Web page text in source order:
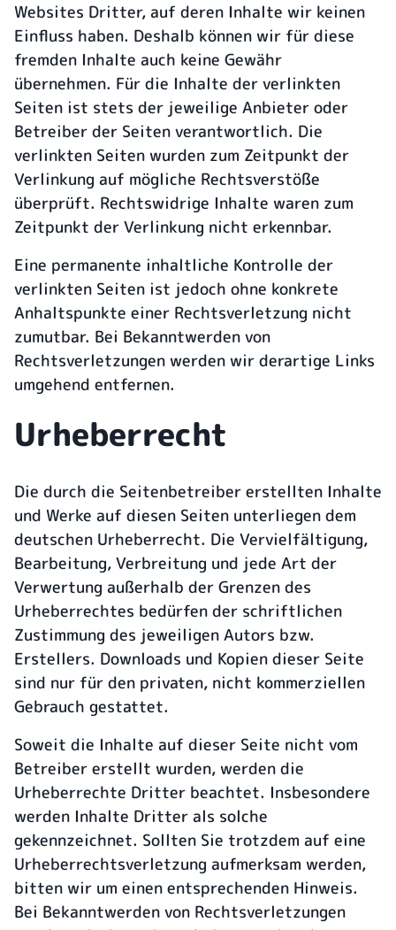
Websites Dritter, auf deren Inhalte wir keinen
Einfluss haben. Deshalb können wir für diese
fremden Inhalte auch keine Gewähr
übernehmen. Für die Inhalte der verlinkten
Seiten ist stets der jeweilige Anbieter oder
Betreiber der Seiten verantwortlich. Die
verlinkten Seiten wurden zum Zeitpunkt der
Verlinkung auf mögliche Rechtsverstöße
überprüft. Rechtswidrige Inhalte waren zum
Zeitpunkt der Verlinkung nicht erkennbar.
Eine permanente inhaltliche Kontrolle der
verlinkten Seiten ist jedoch ohne konkrete
Anhaltspunkte einer Rechtsverletzung nicht
zumutbar. Bei Bekanntwerden von
Rechtsverletzungen werden wir derartige Links
umgehend entfernen.
Urheberrecht
Die durch die Seitenbetreiber erstellten Inhalte
und Werke auf diesen Seiten unterliegen dem
deutschen Urheberrecht. Die Vervielfältigung,
Bearbeitung, Verbreitung und jede Art der
Verwertung außerhalb der Grenzen des
Urheberrechtes bedürfen der schriftlichen
Zustimmung des jeweiligen Autors bzw.
Erstellers. Downloads und Kopien dieser Seite
sind nur für den privaten, nicht kommerziellen
Gebrauch gestattet.
Soweit die Inhalte auf dieser Seite nicht vom
Betreiber erstellt wurden, werden die
Urheberrechte Dritter beachtet. Insbesondere
werden Inhalte Dritter als solche
gekennzeichnet. Sollten Sie trotzdem auf eine
Urheberrechtsverletzung aufmerksam werden,
bitten wir um einen entsprechenden Hinweis.
Bei Bekanntwerden von Rechtsverletzungen